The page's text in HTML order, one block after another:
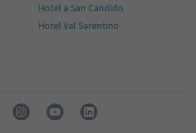
Hotel a San Candido
Hotel Val Sarentino